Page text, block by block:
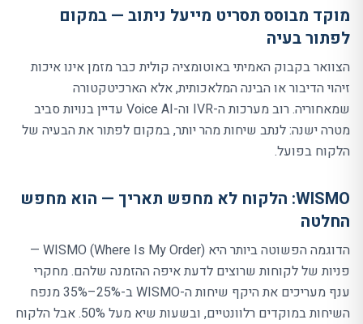
מוקד מבוסס תסריט מייעל ניתוב — במקום
לפתור בעיה
הצוואר בקבוק האמיתי באוטומציה קולית כבר מזמן אינו איכות
זיהוי הדיבור או הבינה המלאכותית, אלא הארכיטקטורה
שמאחוריה. רוב מערכות ה-IVR וה-Voice AI עדיין בנויות סביב
מטרה ישנה: לנתב שיחות מהר יותר, במקום לפתור את הבעיה של
הלקוח בפועל.
WISMO: הלקוח לא מחפש תאריך — הוא מחפש
החלטה
הדוגמה הפשוטה ביותר היא WISMO (Where Is My Order
) —
פניות של לקוחות שרוצים לדעת איפה ההזמנה שלהם. מחקרי
ענף מעריכים את היקף שיחות ה-WISMO
ב-25%–35% מנפח
השיחות במוקדים רלוונטיים, ובשעות שיא מעל 50%. אבל הלקוח